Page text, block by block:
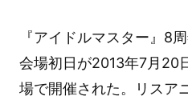
『アイドルマスター』8
会場初日が2013年7月20
場で開催された。リスア